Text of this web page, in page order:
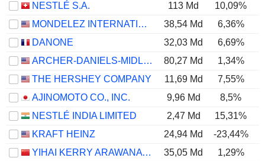
NESTLÉ S.A.
113 Md 10,09%
MONDELEZ INTERNATIONAL, INC.
38,54 Md 6,36%
DANONE
32,03 Md 6,69%
ARCHER-DANIELS-MIDLAND COMPANY
80,27 Md 1,34%
THE HERSHEY COMPANY
11,69 Md 7,55%
AJINOMOTO CO., INC.
9,96 Md 8,5%
NESTLÉ INDIA LIMITED
2,47 Md 15,31%
KRAFT HEINZ
24,94 Md -23,44%
YIHAI KERRY ARAWANA HOLDINGS CO., LTD
35,05 Md 1,29%